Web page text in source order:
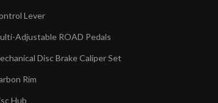
Lever
Adjustable ROAD Pedals
Disc Brake Caliper Set
Rim
Hub